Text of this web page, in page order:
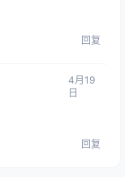
回复
4月19
日
回复